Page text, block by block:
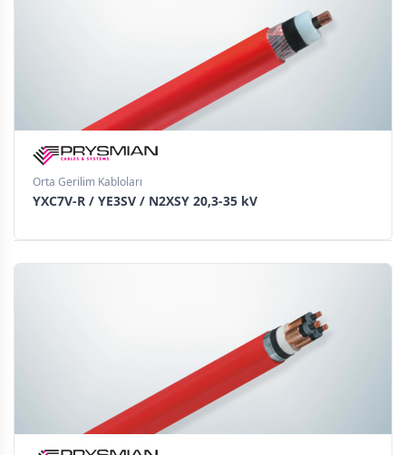
Orta Gerilim Kabloları
YXC7V-R / YE3SV / N2XSY 20,3-35 kV